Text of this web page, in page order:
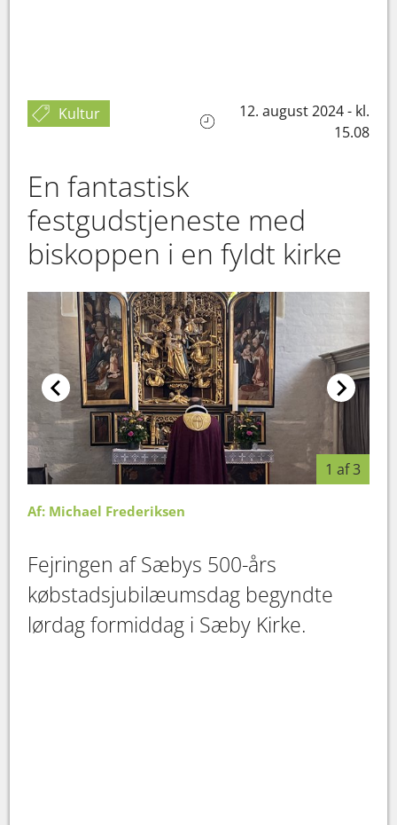
Kultur
12. august 2024 - kl.
15.08
En fantastisk
festgudstjeneste med
biskoppen i en fyldt kirke
1 af 3
Af: Michael Frederiksen
Fejringen af Sæbys 500-års
købstadsjubilæumsdag begyndte
lørdag formiddag i Sæby Kirke.